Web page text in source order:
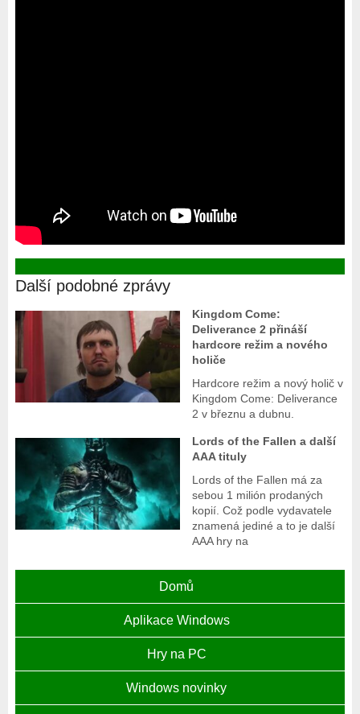
Další podobné zprávy
Kingdom Come:
Deliverance 2 přináší
hardcore režim a nového
holiče
Hardcore režim a nový holič v
Kingdom Come: Deliverance
2 v březnu a dubnu.
Lords of the Fallen a další
AAA tituly
Lords of the Fallen má za
sebou 1 milión prodaných
kopií. Což podle vydavatele
znamená jediné a to je další
AAA hry na
Domů
Aplikace Windows
Hry na PC
Windows novinky